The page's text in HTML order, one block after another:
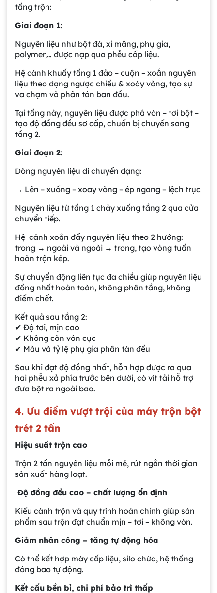
tầng trộn:
Giai đoạn 1:
Nguyên liệu như bột đá, xi măng, phụ gia,
polymer,… được nạp qua phễu cấp liệu.
Hệ cánh khuấy tầng 1 đảo – cuộn – xoắn nguyên
liệu theo dạng ngược chiều & xoáy vòng, tạo sự
va chạm và phân tán ban đầu.
Tại tầng này, nguyên liệu được phá vón – tơi bột –
tạo độ đồng đều sơ cấp, chuẩn bị chuyển sang
tầng 2.
Giai đoạn 2:
Dòng nguyên liệu di chuyển dạng:
→ Lên – xuống – xoay vòng – ép ngang – lệch trục
Nguyên liệu từ tầng 1 chảy xuống tầng 2 qua cửa
chuyển tiếp.
Hệ cánh xoắn đẩy nguyên liệu theo 2 hướng:
trong → ngoài và ngoài → trong, tạo vòng tuần
hoàn trộn kép.
Sự chuyển động liên tục đa chiều giúp nguyên liệu
đồng nhất hoàn toàn, không phân tầng, không
điểm chết.
Kết quả sau tầng 2:
✔ Độ tơi, mịn cao
✔ Không còn vón cục
✔ Màu và tỷ lệ phụ gia phân tán đều
Sau khi đạt độ đồng nhất, hỗn hợp được ra qua
hai phễu xả phía trước bên dưới, có vít tải hỗ trợ
đưa bột ra ngoài bao.
4. Ưu điểm vượt trội của máy trộn bột
trét 2 tấn
Hiệu suất trộn cao
Trộn 2 tấn nguyên liệu mỗi mẻ, rút ngắn thời gian
sản xuất hàng loạt.
Độ đồng đều cao – chất lượng ổn định
Kiểu cánh trộn và quy trình hoàn chỉnh giúp sản
phẩm sau trộn đạt chuẩn mịn – tơi – không vón.
Giảm nhân công – tăng tự động hóa
Có thể kết hợp máy cấp liệu, silo chứa, hệ thống
đóng bao tự động.
Kết cấu bền bỉ, chi phí bảo trì thấp